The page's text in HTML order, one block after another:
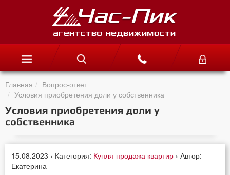
Главная
Вопрос-ответ
Условия приобретения доли у собственника
Условия приобретения доли у
собственника
15.08.2023 › Категория: Купля-продажа квартир › Автор:
Екатерина